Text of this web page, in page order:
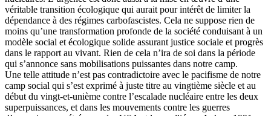
véritable transition écologique qui aurait pour intérêt de limiter la
dépendance à des régimes carbofascistes. Cela ne suppose rien de
moins qu’une transformation profonde de la société conduisant à un
modèle social et écologique solide assurant justice sociale et progrès
dans le rapport au vivant. Rien de cela n’ira de soi dans la période
qui s’annonce sans mobilisations puissantes dans notre camp.
Une telle attitude n’est pas contradictoire avec le pacifisme de notre
camp social qui s’est exprimé à juste titre au vingtième siècle et au
début du vingt-et-unième contre l’escalade nucléaire entre les deux
superpuissances, et dans les mouvements contre les guerres